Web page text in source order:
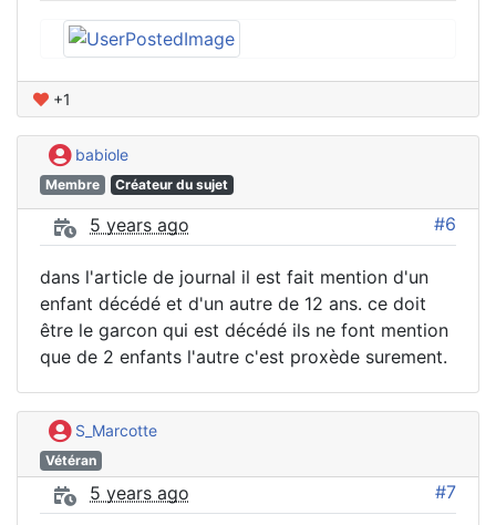
+1
babiole
Membre Créateur du sujet
5 years ago #6
dans l'article de journal il est fait mention d'un
enfant décédé et d'un autre de 12 ans. ce doit
être le garcon qui est décédé ils ne font mention
que de 2 enfants l'autre c'est proxède surement.
S_Marcotte
Vétéran
5 years ago #7